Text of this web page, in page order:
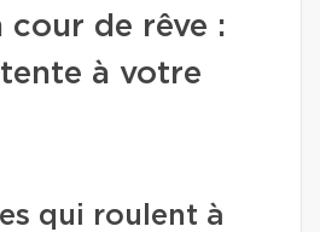
cour de rêve :
à votre
qui roulent à